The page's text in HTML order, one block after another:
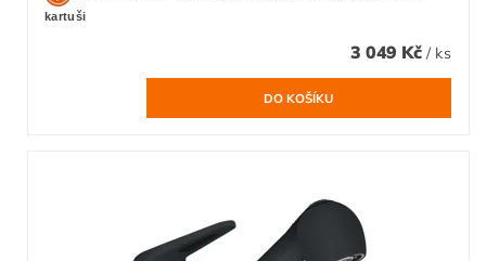
kartuši
3 049 Kč / ks